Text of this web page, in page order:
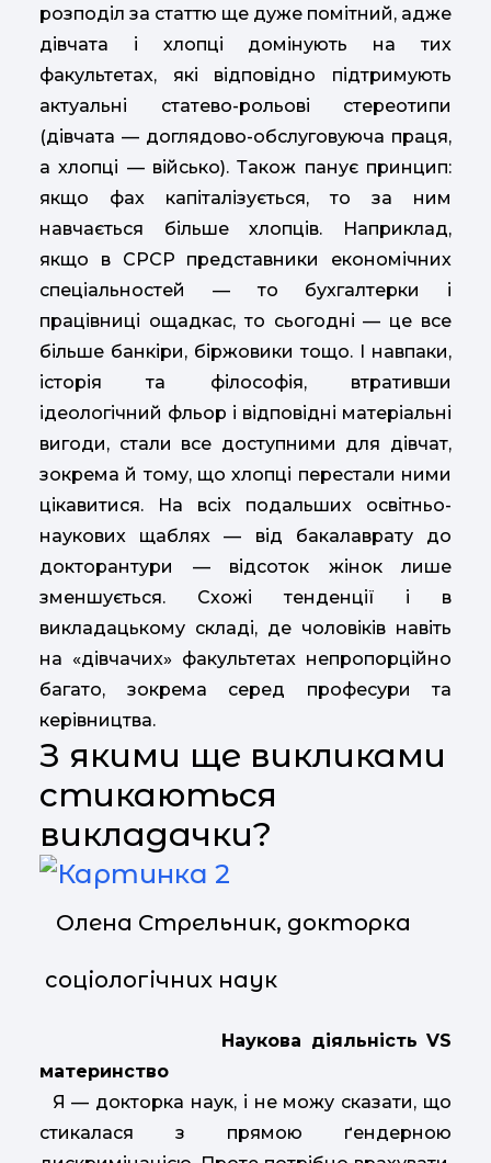
розподіл за статтю ще дуже помітний, адже
дівчата і хлопці домінують на тих
факультетах, які відповідно підтримують
актуальні статево-рольові стереотипи
(дівчата — доглядово-обслуговуюча праця,
а хлопці — військо). Також панує принцип:
якщо фах капіталізується, то за ним
навчається більше хлопців. Наприклад,
якщо в СРСР представники економічних
спеціальностей — то бухгалтерки і
працівниці ощадкас, то сьогодні — це все
більше банкіри, біржовики тощо. І навпаки,
історія та філософія, втративши
ідеологічний фльор і відповідні матеріальні
вигоди, стали все доступними для дівчат,
зокрема й тому, що хлопці перестали ними
цікавитися. На всіх подальших освітньо-
наукових щаблях — від бакалаврату до
докторантури — відсоток жінок лише
зменшується. Схожі тенденції і в
викладацькому складі, де чоловіків навіть
на «дівчачих» факультетах непропорційно
багато, зокрема серед професури та
керівництва.
З якими ще викликами
стикаються
викладачки?
Олена Стрельник, докторка
соціологічних наук
Наукова діяльність VS
материнство
Я — докторка наук, і не можу сказати, що
стикалася з прямою ґендерною